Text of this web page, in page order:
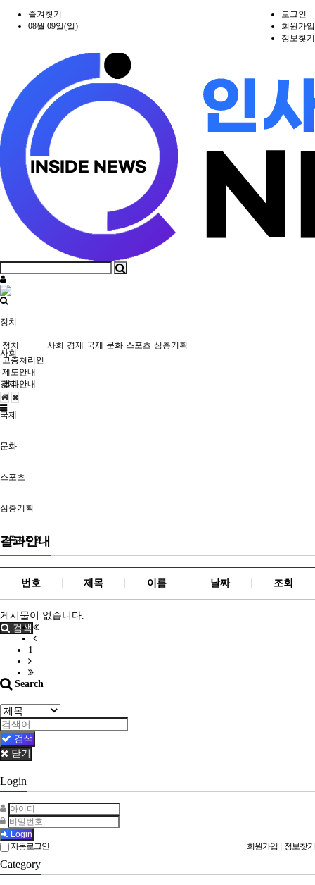
즐겨찾기
08월 09일(일)
로그인
회원가입
정보찾기
정치
사회
경제
국제
문화
스포츠
심층기획
고충처리인
정치 사회 경제 국제 문화 스포츠 심층기획
고충처리인
제도안내
결과안내
결과안내
번호 제목 이름 날짜 조회
게시물이 없습니다.
검색
1
Search
검색
닫기
Login
Login
자동로그인
회원가입 정보찾기
Category